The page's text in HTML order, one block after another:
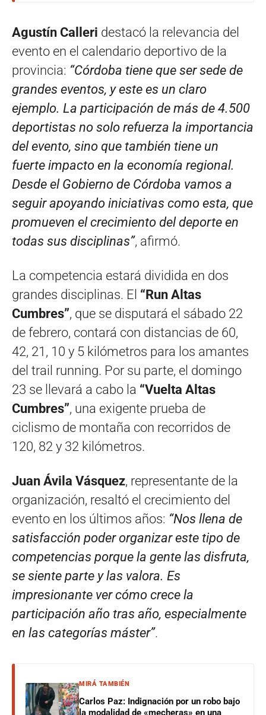
Agustín Calleri destacó la relevancia del
evento en el calendario deportivo de la
provincia: “Córdoba tiene que ser sede de
grandes eventos, y este es un claro
ejemplo. La participación de más de 4.500
deportistas no solo refuerza la importancia
del evento, sino que también tiene un
fuerte impacto en la economía regional.
Desde el Gobierno de Córdoba vamos a
seguir apoyando iniciativas como esta, que
promueven el crecimiento del deporte en
todas sus disciplinas”, afirmó.
La competencia estará dividida en dos
grandes disciplinas. El “Run Altas
Cumbres”, que se disputará el sábado 22
de febrero, contará con distancias de 60,
42, 21, 10 y 5 kilómetros para los amantes
del trail running. Por su parte, el domingo
23 se llevará a cabo la “Vuelta Altas
Cumbres”, una exigente prueba de
ciclismo de montaña con recorridos de
120, 82 y 32 kilómetros.
Juan Ávila Vásquez, representante de la
organización, resaltó el crecimiento del
evento en los últimos años: “Nos llena de
satisfacción poder organizar este tipo de
competencias porque la gente las disfruta,
se siente parte y las valora. Es
impresionante ver cómo crece la
participación año tras año, especialmente
en las categorías máster”.
MIRÁ TAMBIÉN
Carlos Paz: Indignación por un robo bajo
la modalidad de «mecheras» en una